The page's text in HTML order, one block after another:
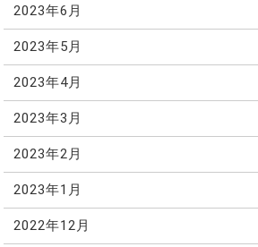
2023年6月
2023年5月
2023年4月
2023年3月
2023年2月
2023年1月
2022年12月